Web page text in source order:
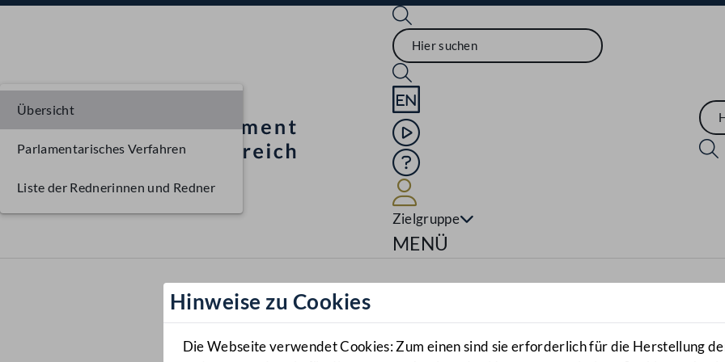
Sprache English
Mediathek
Hilfe
Zielgruppe
Navigationsmenü öffnen
MENÜ
Hinweise zu Cookies
Die Webseite verwendet Cookies: Zum einen sind sie erforderlich für die Herstellung
Übersicht
Parlamentarisches Verfahren
Liste der Rednerinnen und Redner